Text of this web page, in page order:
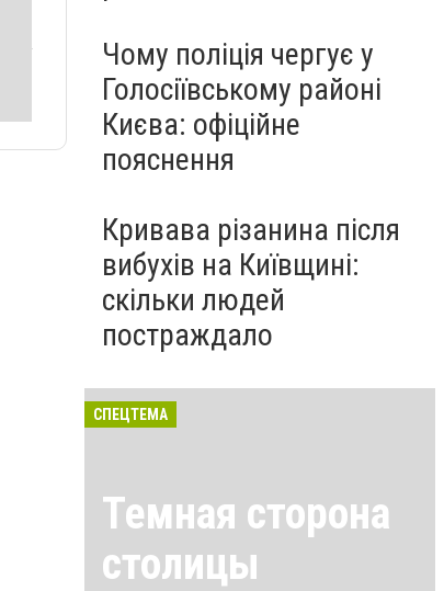
Чому поліція чергує у
Голосіївському районі
Києва: офіційне
пояснення
Кривава різанина після
вибухів на Київщині:
скільки людей
постраждало
СПЕЦТЕМА
Темная сторона
столицы